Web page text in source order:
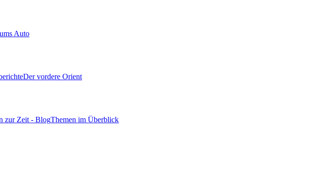
Auto
Der vordere Orient
zur Zeit - BlogThemen im Überblick